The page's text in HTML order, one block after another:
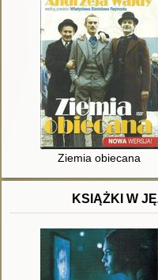
Ziemia obiecana
KSIĄŻKI W